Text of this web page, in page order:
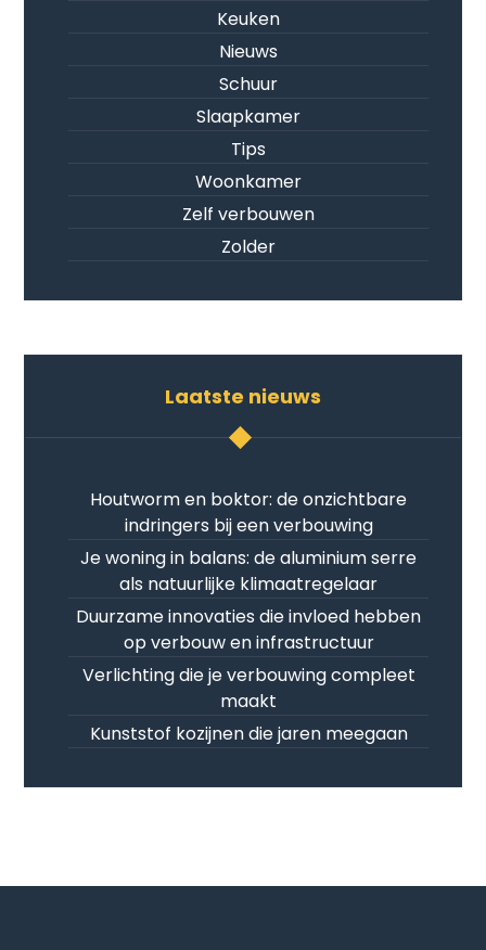
Keuken
Nieuws
Schuur
Slaapkamer
Tips
Woonkamer
Zelf verbouwen
Zolder
Laatste nieuws
Houtworm en boktor: de onzichtbare
indringers bij een verbouwing
Je woning in balans: de aluminium serre
als natuurlijke klimaatregelaar
Duurzame innovaties die invloed hebben
op verbouw en infrastructuur
Verlichting die je verbouwing compleet
maakt
Kunststof kozijnen die jaren meegaan